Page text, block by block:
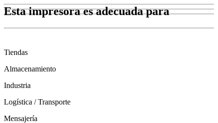
Esta impresora es adecuada para
Tiendas
Almacenamiento
Industria
Logística / Transporte
Mensajería